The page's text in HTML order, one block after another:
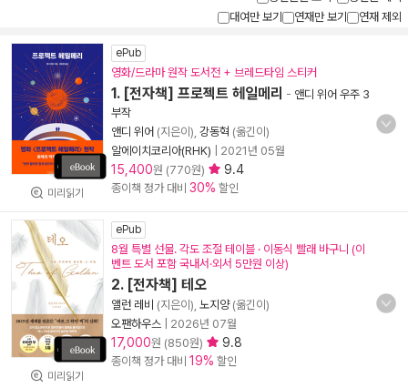
대여만 보기
연재만 보기 연재 제외
미리읽기
ePub
영화/드라마 원작 도서전 + 브레드타임 스티커
1. [전자책] 프로젝트 헤일메리 - 앤디 위어 우주 3
부작
앤디 위어 (지은이), 강동혁 (옮긴이)
알에이치코리아(RHK)
2021년 05월
15,400원 (770원) 9.4
종이책 정가 대비 30% 할인
미리읽기
ePub
8월 특별 선물. 각도 조절 테이블 · 이동식 빨래 바구니 (이
벤트 도서 포함 국내서·외서 5만원 이상)
2. [전자책] 테오
앨런 레비 (지은이), 노지양(옮긴이)
오팬하우스
2026년 07월
17,000원 (850원) 9.8
종이책 정가 대비 19% 할인